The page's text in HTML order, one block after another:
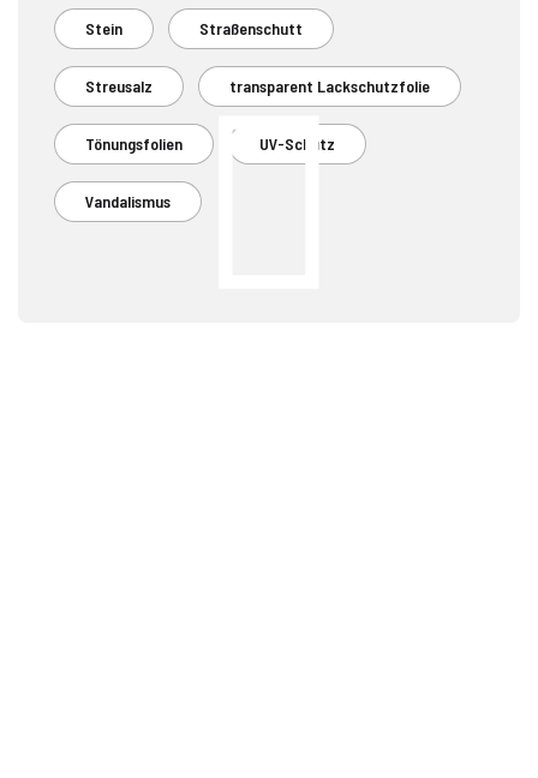
Stein Straßenschutt
Streusalz transparent Lackschutzfolie
Tönungsfolien UV-Schutz
Vandalismus